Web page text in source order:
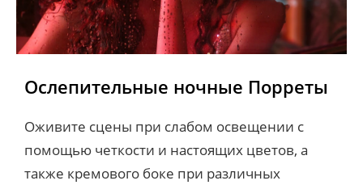
Перископический объектив ставит realme 14
Pro+ в один ряд с зеркальной камерой,
обеспечивая исключительную глубину,
Перископ для
потрясающих портретов
Оживите сцены при слабом освещении с
помощью четкости и настоящих цветов, а
также кремового боке при различных
Ослепительные ночные Порреты